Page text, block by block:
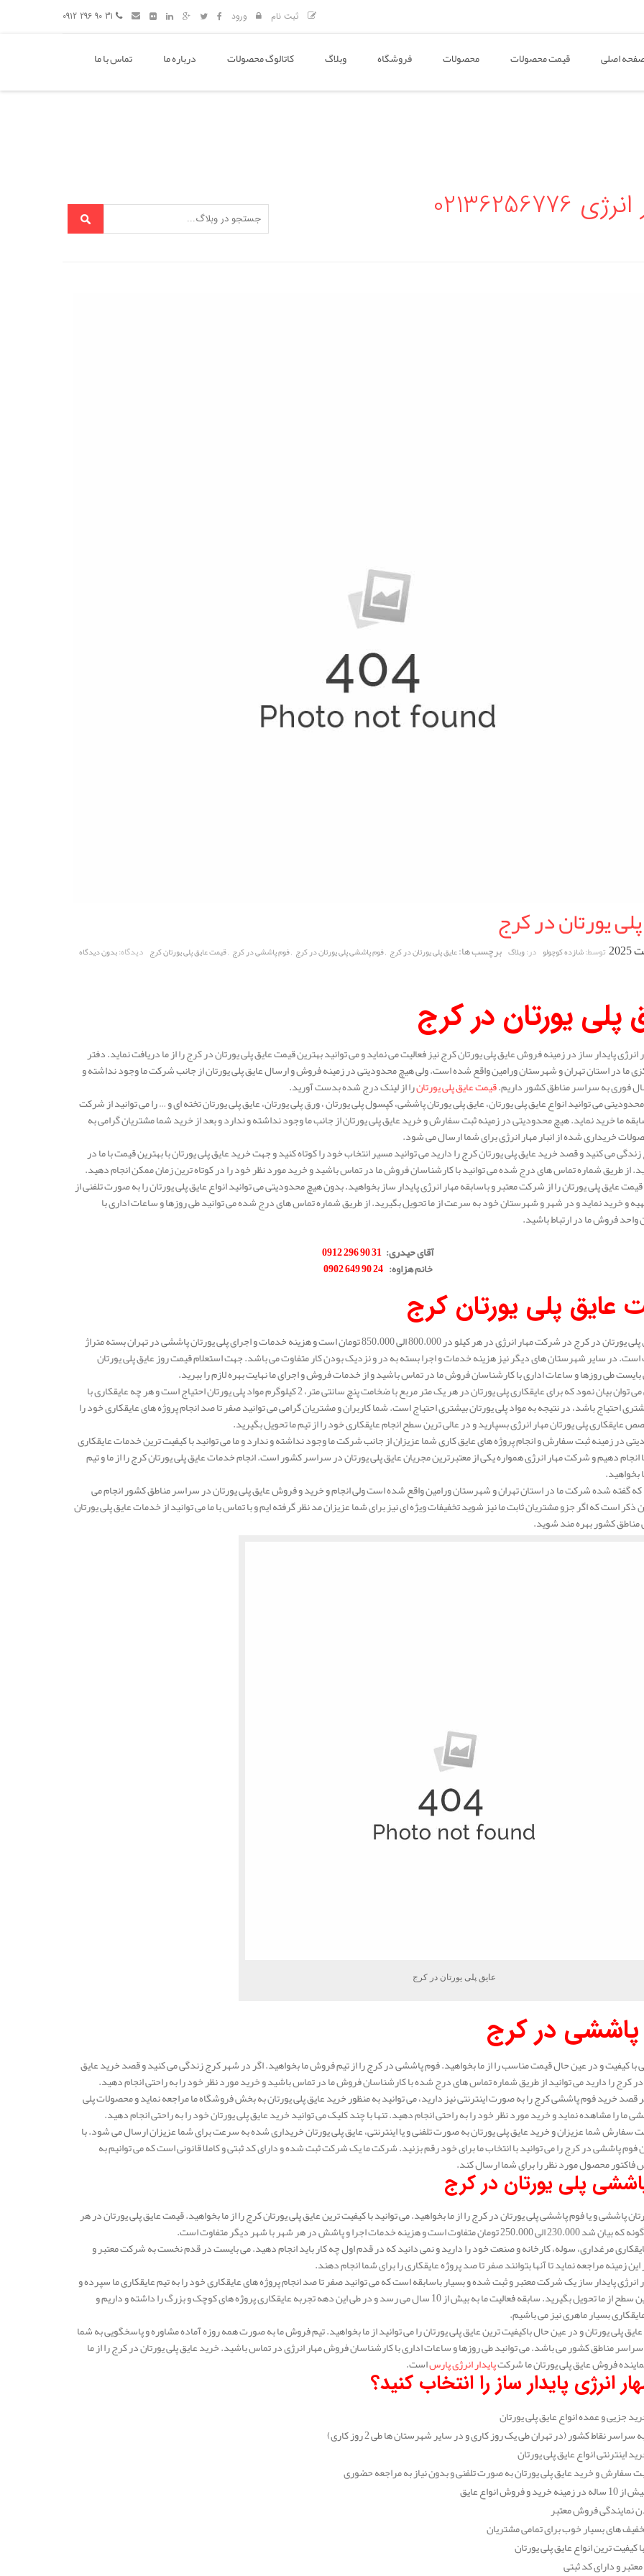
ثبت نام ورود
اصلی قیمت محصولات محصولات فروشگاه وبلاگ کاتالوگ محصولات درباره ما تماس با ما
یورتان در کرج
توسط:شازده کوچولو در:وبلاگ برچسب ها:عایق پلی یورتان در کرج ,فوم پاششی پلی یورتان در کرج ,فوم پاششی در کرج ,قیمت عایق پلی یورتان کرج دیدگاه:بدون دیدگاه
پلی یورتان در کرج
پایدار ساز در زمینه فروش عایق پلی یورتان کرج نیز فعالیت می نماید و می توانید بهترین قیمت عایق پلی یورتان در کرج را از ما دریافت نماید. دفتر
ما در استان تهران و شهرستان ورامین واقع شده است. ولی هیچ محدودیتی در زمینه فروش و ارسال عایق پلی یورتان از جانب شرکت ما وجود نداشته و
فوری به سراسر مناطق کشور داریم.قیمت عایق پلی یورتانرا از لینک درج شده بدست آورید.
می توانید انواع عایق پلی یورتان، عایق پلی یورتان پاششی، کپسول پلی یورتان ، ورق پلی یورتان، عایق پلی یورتان تخته ای و … را می توانید از شرکت
ما خرید نماید. هیچ محدودیتی در زمینه ثبت سفارش و خرید عایق پلی یورتان از جانب ما وجود نداشته و ندارد و بعد از خرید شما مشتریان گرامی به
خریداری شده از انبار مهار انرژی برای شما ارسال می شود.
می کنید و قصد خرید عایق پلی یورتان کرج را دارید می توانید مسیر انتخاب خود را کوتاه کنید و جهت خرید عایق پلی یورتان با بهترین قیمت با ما در
از طریق شماره تماس های درج شده می توانید با کارشناسان فروش ما در تماس باشید و خرید مورد نظر خود را در کوتاه ترین زمان ممکن انجام دهید.
عایق پلی یورتان را از شرکت معتبر و باسابقه مهار انرژی پایدار ساز بخواهید. بدون هیچ محدودیتی می توانید انواع عایق پلی یورتان را به صورت تلفنی از
و خرید نماید و در شهر و شهرستان خود به سرعت از ما تحویل بگیرید. از طریق شماره تماس های درج شده می توانید طی روزها و ساعات اداری با
فروش ما در ارتباط باشید.
آقای حیدری:
31 90 296 0912
خانم هزاوه:
24 90 649 0902
عایق پلی یورتان کرج
قیمت عایق پلی یورتان در کرج در شرکت مهار انرژی در هر کیلو در 800.000 الی 850.000 تومان است و هزینه خدمات و اجرای پلی یورتان پاششی در تهران بسته متراژ
است. در سایر شهرستان های دیگر نیز هزینه خدمات و اجرا بسته به در و نزدیک بودن کار متفاوت می باشد. جهت استعلام قیمت روز عایق پلی یورتان
طی روزها و ساعات اداری با کارشناسان فروش ما در تماس باشید و از خدمات فروش و اجرای ما نهایت بهره لازم را ببرید.
به طور کلی می توان بیان نمود که برای عایقکاری پلی یورتان در هر یک متر مربع با ضخامت پنچ سانتی متر، 2 کیلوگرم مواد پلی یورتان احتیاج است و هر چه عایقکاری با
احتیاج باشد، در نتیجه به مواد پلی یورتان بیشتری احتیاج است. شما کاربران و مشتریان گرامی می توانید صفر تا صد انجام پروژه های عایقکاری خود را
عایقکاری پلی یورتان مهار انرژی بسپارید و در عالی ترین سطح انجام عایقکاری خود را از تیم ما تحویل بگیرید.
در زمینه ثبت سفارش و انجام پروژه های عایق کاری شما عزیزان از جانب شرکت ما وجود نداشته و ندارد و ما می توانید با کیفیت ترین خدمات عایقکاری
انجام دهیم و شرکت مهار انرژی همواره یکی از معتبرترین مجریان عایق پلی یورتان در سراسر کشور است. انجام خدمات عایق پلی یورتان کرج را از ما و تیم
گفته شده شرکت ما در استان تهران و شهرستان ورامین واقع شده است ولی انجام و خرید و فروش عایق پلی یورتان در سراسر مناطق کشور انجام می
است که اگر جزو مشتریان ثابت ما نیز شوید تخفیفات ویژه ای نیز برای شما عزیزان مد نظر گرفته ایم و با تماس با ما می توانید از خدمات عایق پلی یورتان
مناطق کشور بهره مند شوید.
عایق پلی یورتان در کرج
پاششی در کرج
کیفیت و در عین حال قیمت مناسب را از ما بخواهید. فوم پاششی در کرج را از تیم فروش ما بخواهید. اگر در شهر کرج زندگی می کنید و قصد خرید عایق
در کرج را دارید می توانید از طریق شماره تماس های درج شده با کارشناسان فروش ما در تماس باشید و خرید مورد نظر خود را به راحتی انجام دهید.
قصد خرید فوم پاششی کرج را به صورت اینترنتی نیز دارید، می توانید به منظور خرید عایق پلی یورتان به بخش فروشگاه ما مراجعه نماید و محصولات پلی
ما را مشاهده نماید و خرید مورد نظر خود را به راحتی انجام دهید. تنها با چند کلیک می توانید خرید عایق پلی یورتان خود را به راحتی انجام دهید.
سفارش شما عزیزان و خرید عایق پلی یورتان به صورت تلفنی و یا اینترنتی، عایق پلی یورتان خریداری شده به سرعت برای شما عزیزان ارسال می شود. با
فوم پاششی در کرج را می توانید با انتخاب ما برای خود رقم بزنید. شرکت ما یک شرکت ثبت شده و دارای کد ثبتی و کاملا قانونی است که می توانیم به
محصول مورد نظر را برای شما ارسال کند.
پلی یورتان در کرج
پاششی و یا فوم پاششی پلی یورتان در کرج را از ما بخواهید. می توانید با کیفیت ترین عایق پلی یورتان کرج را از ما بخواهید. قیمت عایق پلی یورتان در هر
متفاوت است و هزینه خدمات اجرا و پاشش در هر شهر با شهر دیگر متفاوت است.
مرغداری، سوله، کارخانه و صنعت خود را دارید و نمی دانید که در قدم اول چه کار باید انجام دهید. می بایست در قدم نخست به شرکت معتبر و
زمینه مراجعه نماید تا آنها بتوانند صفر تا صد پروژه عایقکاری را برای شما انجام دهند.
پایدار ساز یک شرکت معتبر و ثبت شده و بسیار باسابقه است که می توانید صفر تا صد انجام پروژه های عایقکاری خود را به تیم عایقکاری ما سپرده و
در عالی ترین سطح از ما تحویل بگیرید. سابقه فعالیت ما به بیش از 10 سال می رسد و در طی این دهه تجربه عایقکاری پروژه های کوچک و بزرگ را داشته و داریم و
بسیار ماهری نیز می باشیم.
عایق پلی یورتان و در عین حال باکیفیت ترین عایق پلی یورتان را می توانید از ما بخواهید. تیم فروش ما به صورت همه روزه آماده مشاوره و پاسخگویی به شما
مناطق کشور می باشد. می توانید طی روزها و ساعات اداری با کارشناسان فروش مهار انرژی در تماس باشید. خرید عایق پلی یورتان در کرج را از ما
فروش عایق پلی یورتان ما شرکتپایدار انرژی پارساست.
انرژی پایدار ساز را انتخاب کنید؟